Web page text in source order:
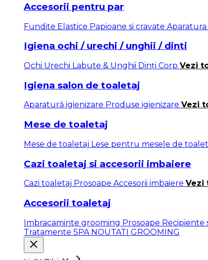
Accesorii pentru par
Fundite Elastice Papioane si cravate Aparatura
Igiena ochi / urechi / unghii / dinti
Ochi Urechi Labute & Unghii Dinți Corp Vezi
Igiena salon de toaletaj
Aparatură igienizare Produse igienizare Vezi
Mese de toaletaj
Mese de toaletaj Lese pentru mesele de
Cazi toaletaj si accesorii imbaiere
Cazi toaletaj Prosoape Accesorii imbaiere Vezi
Accesorii toaletaj
Imbracaminte grooming Prosoape Recipiente
Tratamente SPA NOUTATI GROOMING